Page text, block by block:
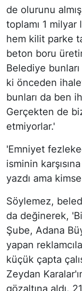
de olurunu
toplamı 1
hem kilit parke
beton boru
Belediye
ki önceden
bunları da ben
Gerçekten de
etmiyorlar.'
'Emniyet
isminin
yazdı ama
Söylemez,
da değinerek,
Şube, Adana
yapan
küçük çapta
Zeydan